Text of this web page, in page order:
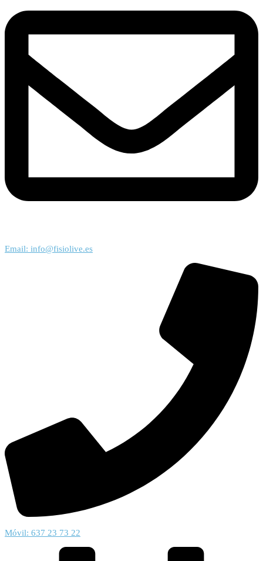
Email: info@fisiolive.es
Móvil: 637 23 73 22